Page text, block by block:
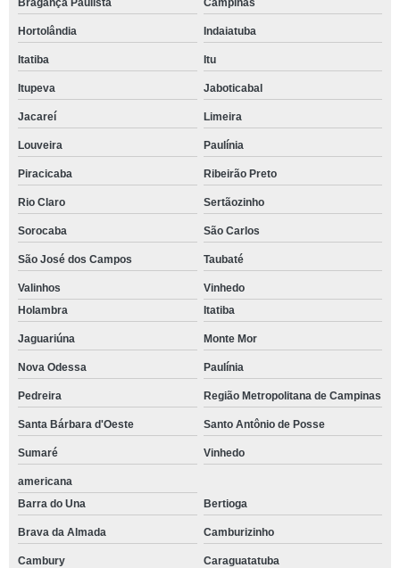
Bragança Paulista Campinas
Hortolândia Indaiatuba
Itatiba Itu
Itupeva Jaboticabal
Jacareí Limeira
Louveira Paulínia
Piracicaba Ribeirão Preto
Rio Claro Sertãozinho
Sorocaba São Carlos
São José dos Campos Taubaté
Valinhos
Vinhedo
Holambra
Itatiba
Jaguariúna Monte Mor
Nova Odessa Paulínia
Pedreira Região Metropolitana de Campinas
Santa Bárbara d'Oeste Santo Antônio de Posse
Sumaré Vinhedo
americana
Barra do Una
Bertioga
Brava da Almada Camburizinho
Cambury Caraguatatuba